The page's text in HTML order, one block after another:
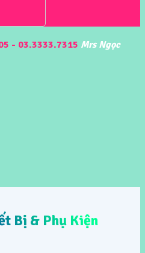
- 03.3333.7315 Mrs Ngọc
Bị & Phụ Kiện